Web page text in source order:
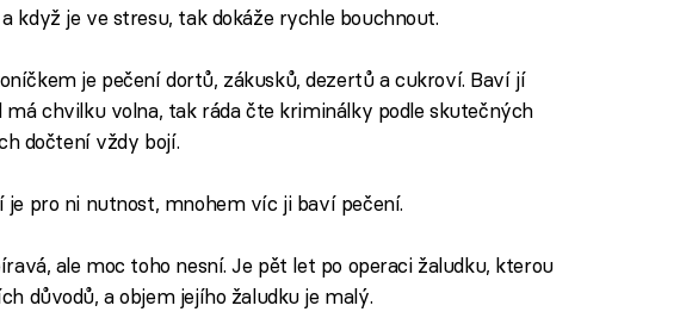
když je ve stresu, tak dokáže rychle bouchnout.
je pečení dortů, zákusků, dezertů a cukroví. Baví jí
má chvilku volna, tak ráda čte kriminálky podle skutečných
dočtení vždy bojí.
je pro ni nutnost, mnohem víc ji baví pečení.
ale moc toho nesní. Je pět let po operaci žaludku, kterou
důvodů, a objem jejího žaludku je malý.